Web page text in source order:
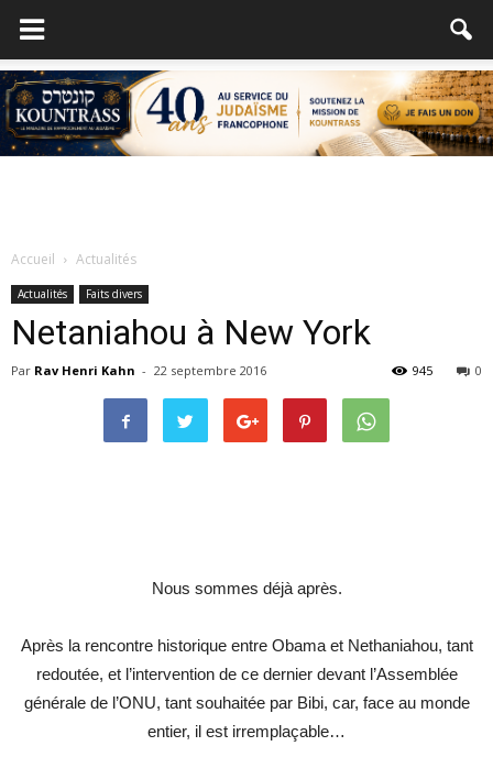
Accueil Actualités
Actualités Faits divers
Netaniahou à New York
Par Rav Henri Kahn - 22 septembre 2016 0
945
Nous sommes déjà après.
Après la rencontre historique entre Obama et Nethaniahou, tant
redoutée, et l’intervention de ce dernier devant l’Assemblée
générale de l’ONU, tant souhaitée par Bibi, car, face au monde
entier, il est irremplaçable…